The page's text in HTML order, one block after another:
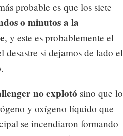
probable es que los siete
o minutos a la
, y este es probablemente el
desastre si dejamos de lado el
no explotó sino que lo
y oxígeno líquido que
se incendiaron formando